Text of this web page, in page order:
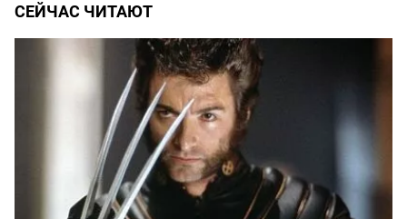
СЕЙЧАС ЧИТАЮТ